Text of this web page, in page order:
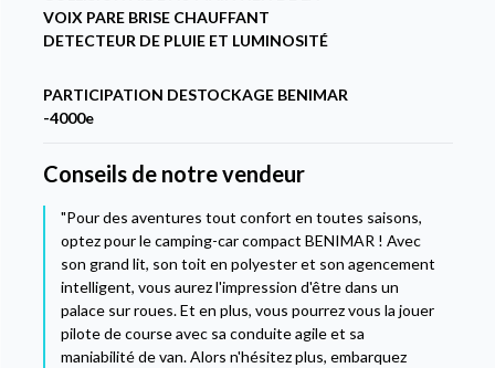
VOIX PARE BRISE CHAUFFANT
DETECTEUR DE PLUIE ET LUMINOSITÉ
PARTICIPATION DESTOCKAGE BENIMAR
-4000e
Conseils de notre vendeur
"Pour des aventures tout confort en toutes saisons,
optez pour le camping-car compact BENIMAR ! Avec
son grand lit, son toit en polyester et son agencement
intelligent, vous aurez l'impression d'être dans un
palace sur roues. Et en plus, vous pourrez vous la jouer
pilote de course avec sa conduite agile et sa
maniabilité de van. Alors n'hésitez plus, embarquez